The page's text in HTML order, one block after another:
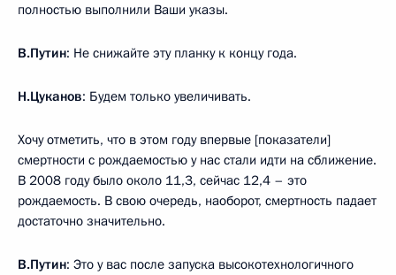
полностью выполнили Ваши указы.
В.Путин: Не снижайте эту планку к концу года.
Н.Цуканов: Будем только увеличивать.
Хочу отметить, что в этом году впервые [показатели]
смертности с рождаемостью у нас стали идти на сближение.
В 2008 году было около 11,3, сейчас 12,4 – это
рождаемость. В свою очередь, наоборот, смертность падает
достаточно значительно.
В.Путин: Это у вас после запуска высокотехнологичного